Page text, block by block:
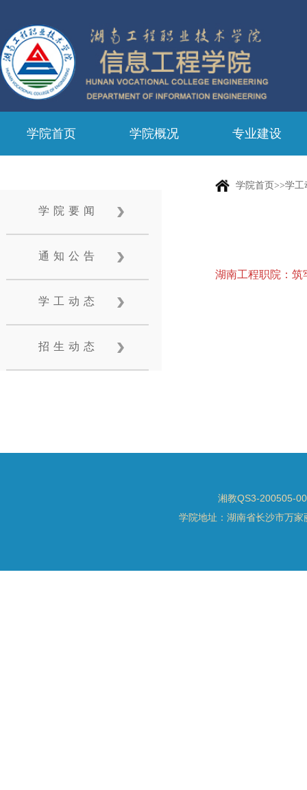
学院首页 学院概况 专业建设
学院要闻
通知公告
学工动态
招生动态
学院首页>>学工
湖南工程职院：筑
湘教QS3-200505-
学院地址：湖南省长沙市万